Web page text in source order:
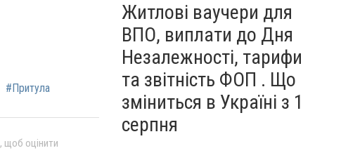
#Притула
, щоб оцінити
Житлові ваучери для
ВПО, виплати до Дня
Незалежності, тарифи
та звітність ФОП . Що
зміниться в Україні з 1
серпня